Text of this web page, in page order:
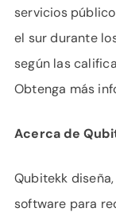
servicios
el sur durante
según las
Obtenga más
Acerca de
Qubitekk
software para